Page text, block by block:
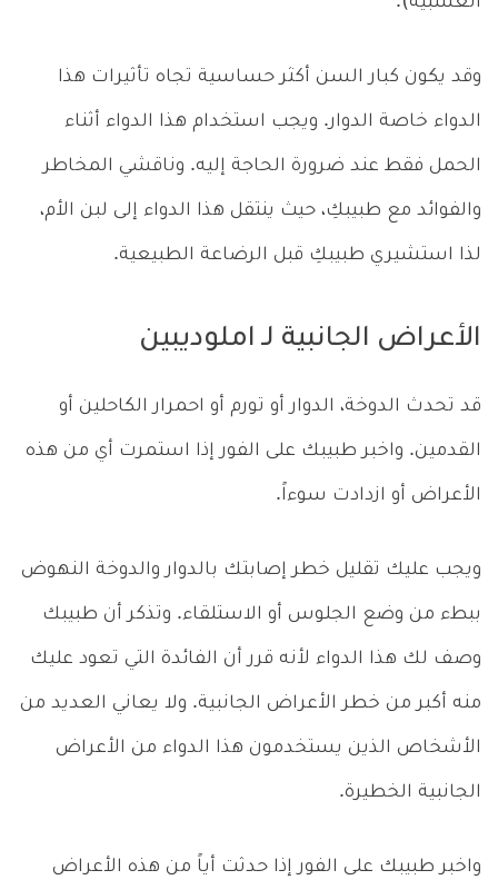
وقد يكون كبار السن أكثر حساسية تجاه تأثيرات هذا
الدواء خاصة الدوار. ويجب استخدام هذا الدواء أثناء
الحمل فقط عند ضرورة الحاجة إليه. وناقشي المخاطر
والفوائد مع طبيبكِ، حيث ينتقل هذا الدواء إلى لبن الأم،
لذا استشيري طبيبكِ قبل الرضاعة الطبيعية.
الأعراض الجانبية لـ املوديبين
قد تحدث الدوخة، الدوار أو تورم أو احمرار الكاحلين أو
القدمين. واخبر طبيبك على الفور إذا استمرت أي من هذه
الأعراض أو ازدادت سوءاً.
ويجب عليك تقليل خطر إصابتك بالدوار والدوخة النهوض
ببطء من وضع الجلوس أو الاستلقاء. وتذكر أن طبيبك
وصف لك هذا الدواء لأنه قرر أن الفائدة التي تعود عليك
منه أكبر من خطر الأعراض الجانبية. ولا يعاني العديد من
الأشخاص الذين يستخدمون هذا الدواء من الأعراض
الجانبية الخطيرة.
واخبر طبيبك على الفور إذا حدثت أياً من هذه الأعراض